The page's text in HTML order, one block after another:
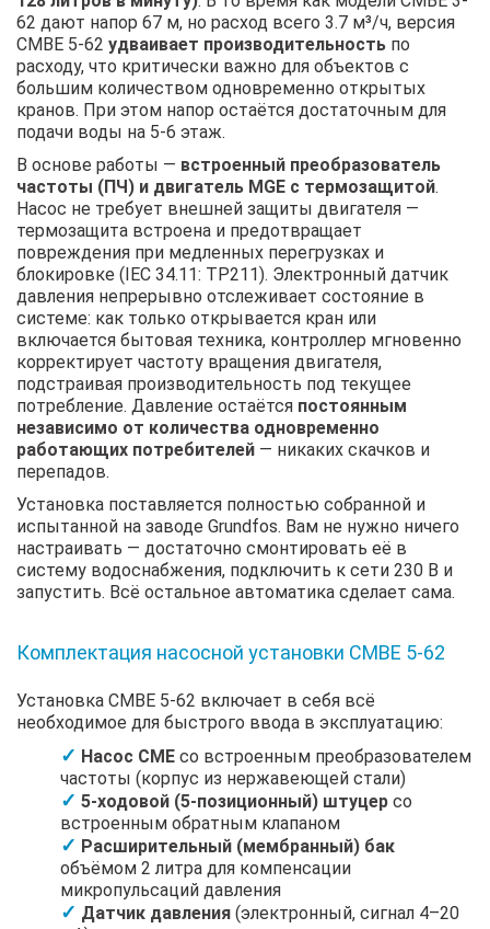
62 дают напор 67 м, но расход всего 3.7 м³/ч, версия
CMBE 5-62 удваивает производительность по
расходу, что критически важно для объектов с
большим количеством одновременно открытых
кранов. При этом напор остаётся достаточным для
подачи воды на 5-6 этаж.
В основе работы — встроенный преобразователь
частоты (ПЧ) и двигатель MGE с термозащитой.
Насос не требует внешней защиты двигателя —
термозащита встроена и предотвращает
повреждения при медленных перегрузках и
блокировке (IEC 34.11: TP211). Электронный датчик
давления непрерывно отслеживает состояние в
системе: как только открывается кран или
включается бытовая техника, контроллер мгновенно
корректирует частоту вращения двигателя,
подстраивая производительность под текущее
потребление. Давление остаётся постоянным
независимо от количества одновременно
работающих потребителей — никаких скачков и
перепадов.
Установка поставляется полностью собранной и
испытанной на заводе Grundfos. Вам не нужно ничего
настраивать — достаточно смонтировать её в
систему водоснабжения, подключить к сети 230 В и
запустить. Всё остальное автоматика сделает сама.
Комплектация насосной установки CMBE 5-62
Установка CMBE 5-62 включает в себя всё
необходимое для быстрого ввода в эксплуатацию:
Насос CME со встроенным преобразователем
частоты (корпус из нержавеющей стали)
5-ходовой (5-позиционный) штуцер со
встроенным обратным клапаном
Расширительный (мембранный) бак
объёмом 2 литра для компенсации
микропульсаций давления
Датчик давления (электронный, сигнал 4–20